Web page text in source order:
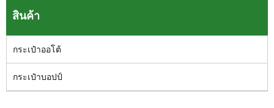
สินค้า
กระเป๋าออโต้
กระเป๋าบอปป์